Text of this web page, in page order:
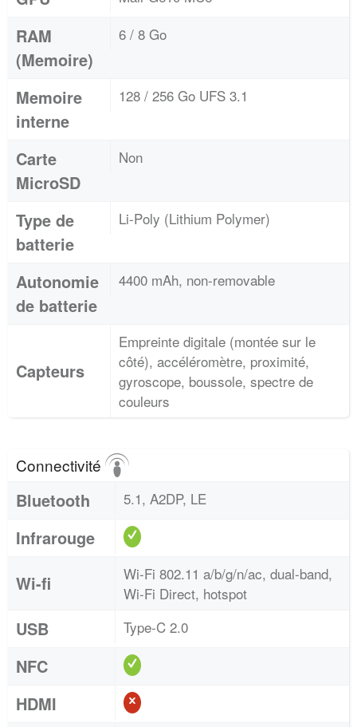
RAM
(Memoire)
6 / 8 Go
Memoire
interne
128 / 256 Go UFS 3.1
Carte
MicroSD
Non
Type de
batterie
Li-Poly (Lithium Polymer)
Autonomie
de batterie
4400 mAh, non-removable
Capteurs
Empreinte digitale (montée sur le
côté), accéléromètre, proximité,
gyroscope, boussole, spectre de
couleurs
Connectivité
Bluetooth 5.1, A2DP, LE
Infrarouge
Wi-fi
Wi-Fi 802.11 a/b/g/n/ac, dual-band,
Wi-Fi Direct, hotspot
USB Type-C 2.0
NFC
HDMI